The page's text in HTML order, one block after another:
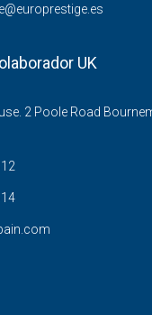
UK
2 Poole Road